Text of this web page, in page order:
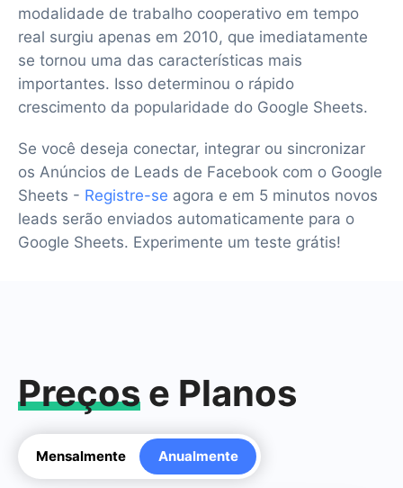
modalidade de trabalho cooperativo em tempo
real surgiu apenas em 2010, que imediatamente
se tornou uma das características mais
importantes. Isso determinou o rápido
crescimento da popularidade do Google Sheets.
Se você deseja conectar, integrar ou sincronizar
os Anúncios de Leads de Facebook com o Google
Sheets - Registre-se agora e em 5 minutos novos
leads serão enviados automaticamente para o
Google Sheets. Experimente um teste grátis!
Preços e Planos
Mensalmente Anualmente